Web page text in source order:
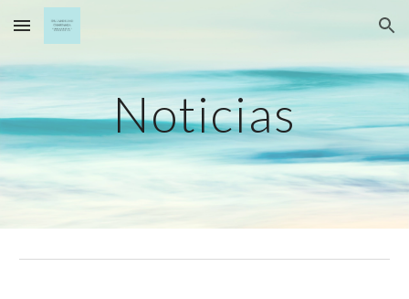
Skip to main content Skip to navigation
Noticias